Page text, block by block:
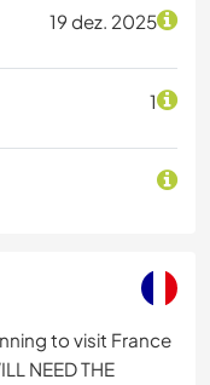
19 dez. 2025
1
to visit France
NEED THE